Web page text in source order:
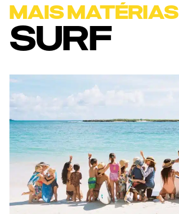
MAIS MATÉRIAS
SURF